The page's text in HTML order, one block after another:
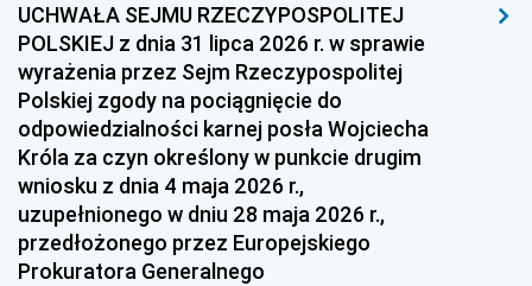
1996 1995 1994
1993 1992 1991
1990 1989
1987 1986 1985
1984 1983
1981 1980 1979
1978 1977
UCHWAŁA SEJMU RZECZYPOSPOLITEJ
POLSKIEJ z dnia 31 lipca 2026 r. w sprawie
wyrażenia przez Sejm Rzeczypospolitej
Polskiej zgody na pociągnięcie do
odpowiedzialności karnej posła Wojciecha
Króla za czyn określony w punkcie drugim
wniosku z dnia 4 maja 2026 r.,
uzupełnionego w dniu 28 maja 2026 r.,
przedłożonego przez Europejskiego
Prokuratora Generalnego